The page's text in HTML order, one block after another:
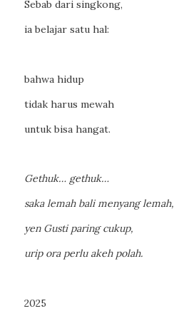
Sebab dari singkong,
ia belajar satu hal:
bahwa hidup
tidak harus mewah
untuk bisa hangat.
Gethuk… gethuk…
saka lemah bali menyang lemah,
yen Gusti paring cukup,
urip ora perlu akeh polah.
2025